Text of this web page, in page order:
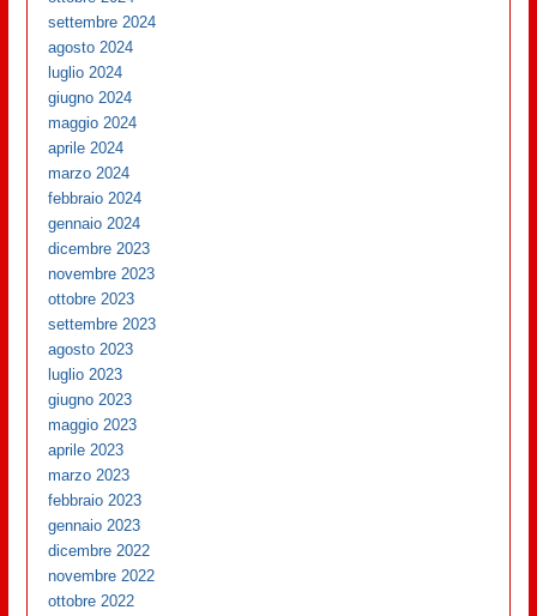
settembre 2024
agosto 2024
luglio 2024
giugno 2024
maggio 2024
aprile 2024
marzo 2024
febbraio 2024
gennaio 2024
dicembre 2023
novembre 2023
ottobre 2023
settembre 2023
agosto 2023
luglio 2023
giugno 2023
maggio 2023
aprile 2023
marzo 2023
febbraio 2023
gennaio 2023
dicembre 2022
novembre 2022
ottobre 2022